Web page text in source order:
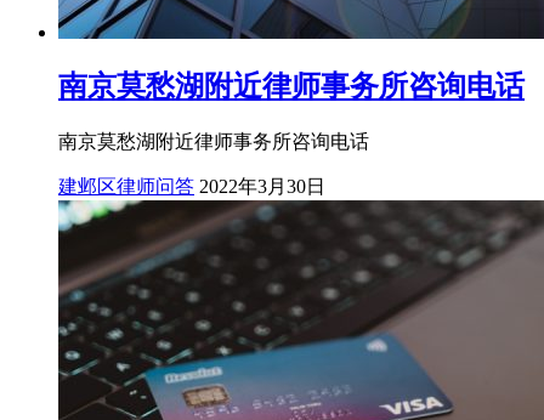
南京莫愁湖附近律师事务所咨询电话
南京莫愁湖附近律师事务所咨询电话
建邺区律师问答 2022年3月30日